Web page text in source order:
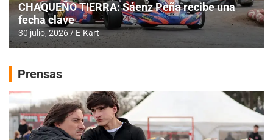
CHAQUEÑO TIERRA: Sáenz Peña recibe una
fecha clave
30 julio, 2026 E-Kart
Prensas